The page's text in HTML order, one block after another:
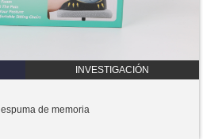
INVESTIGACIÓN
de memoria